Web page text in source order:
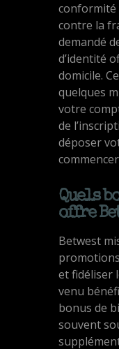
conformité
contre la
demandé
d’identité
domicile.
quelques
votre
de
déposer
Quels
offre
Betwest
et fidéliser
venu
bonus de
souvent